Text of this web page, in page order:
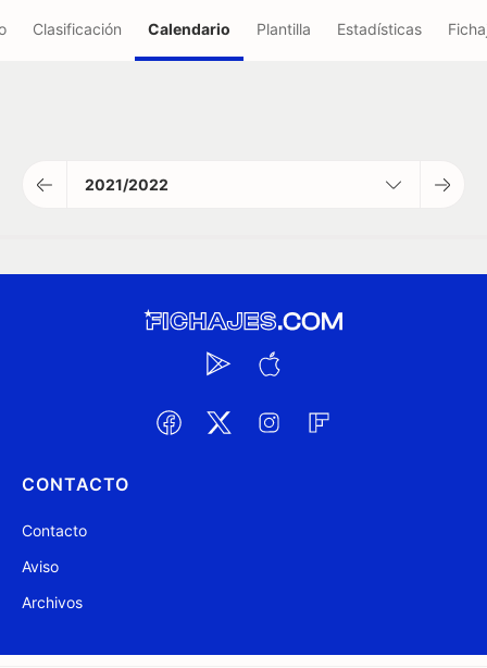
Clasificación Calendario Plantilla Estadísticas
2021/2022
CONTACTO
Contacto
Aviso
Archivos